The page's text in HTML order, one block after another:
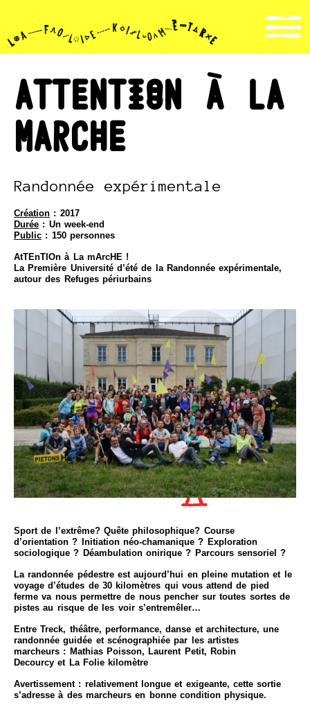
Attention à la
marche
Randonnée expérimentale
Création : 2017
Durée : Un week-end
Public : 150 personnes
AtTEnTIOn à La mArcHE !
La Première Université d’été de la Randonnée expérimentale,
autour des Refuges périurbains
Sport de l’extrême? Quête philosophique? Course
d’orientation ? Initiation néo-chamanique ? Exploration
sociologique ? Déambulation onirique ? Parcours sensoriel ?
La randonnée pédestre est aujourd’hui en pleine mutation et le
voyage d’études de 30 kilomètres qui vous attend de pied
ferme va nous permettre de nous pencher sur toutes sortes de
pistes au risque de les voir s’entremêler…
Entre Treck, théâtre, performance, danse et architecture, une
randonnée guidée et scénographiée par les artistes
marcheurs : Mathias Poisson, Laurent Petit, Robin
Decourcy et La Folie kilomètre
Avertissement : relativement longue et exigeante, cette sortie
s’adresse à des marcheurs en bonne condition physique.